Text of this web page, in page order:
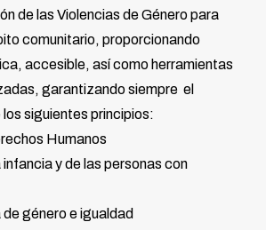
de las Violencias de Género para
comunitario, proporcionando
accesible, así como herramientas
garantizando siempre el
siguientes principios:
Humanos
y de las personas con
género e igualdad